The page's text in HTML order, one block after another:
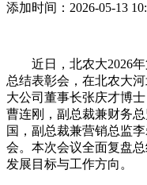
添加时间： 2026-05-13
近日，北农大2026
总结表彰会，在北农大
大公司董事长张庆才博
曹连刚，副总裁兼财务
国，副总裁兼营销总监
会。本次会议全面复盘
发展目标与工作方向。